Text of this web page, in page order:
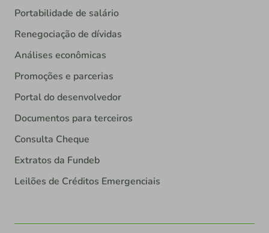
Portabilidade de salário
Renegociação de dívidas
Análises econômicas
Promoções e parcerias
Portal do desenvolvedor
Documentos para terceiros
Consulta Cheque
Extratos da Fundeb
Leilões de Créditos Emergenciais